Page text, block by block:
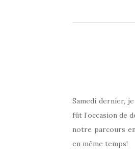
Samedi dernier,
fût l’occasion de
notre parcours
en même temps!